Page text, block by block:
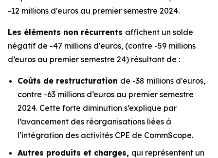
-12 millions d'euros au premier semestre 2024.
Les éléments non récurrents affichent un solde
négatif de -47 millions d'euros, (contre -59 millions
d’euros au premier semestre 24) résultant de :
Coûts de restructuration de -38 millions d'euros,
contre -63 millions d’euros au premier semestre
2024. Cette forte diminution s’explique par
l’avancement des réorganisations liées à
l’intégration des activités CPE de CommScope.
Autres produits et charges, qui représentent un